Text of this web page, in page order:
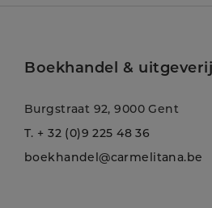
Boekhandel &
Burgstraat 92, 9000 Gent
T. + 32 (0)9 225 48 36
boekhandel@carmelitana.be